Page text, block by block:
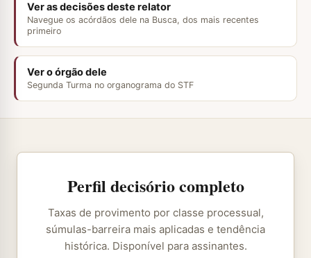
Ver as decisões deste relator
Navegue os acórdãos dele na Busca, dos mais recentes
primeiro
Ver o órgão dele
Segunda Turma no organograma do STF
Perfil decisório completo
Taxas de provimento por classe processual,
súmulas-barreira mais aplicadas e tendência
histórica. Disponível para assinantes.